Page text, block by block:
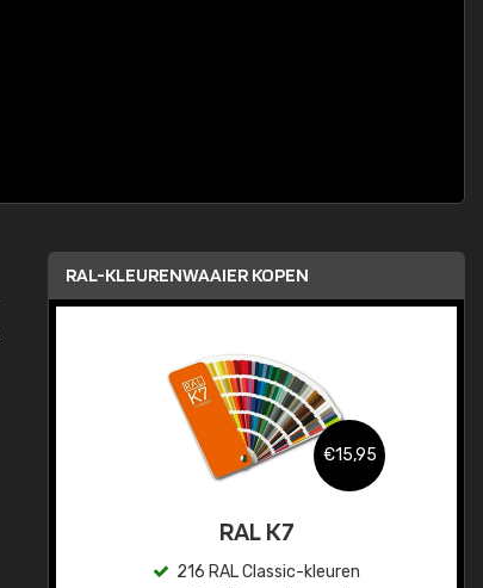
RAL-KLEURENWAAIER KOPEN
€15,95
RAL K7
216 RAL Classic-kleuren